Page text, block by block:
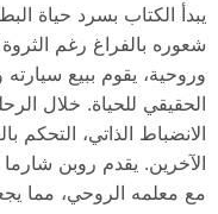
يبدأ الكتاب بسرد حياة
شعوره بالفراغ رغم
وروحية، يقوم ببيع
الحقيقي للحياة. خلال
الانضباط الذاتي،
الآخرين. يقدم روبن
مع معلمه الروحي، مما